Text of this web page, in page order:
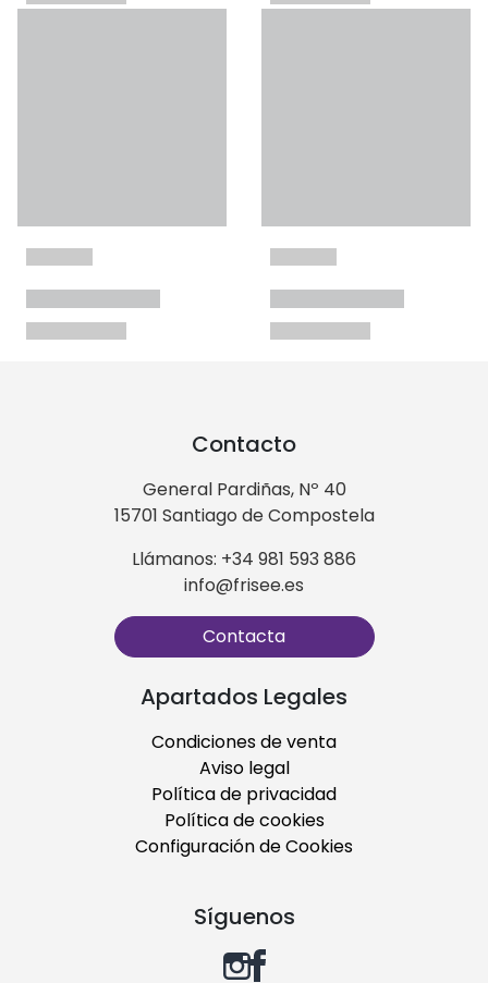
Contacto
General Pardiñas, Nº 40
15701 Santiago de Compostela
Llámanos: +34 981 593 886
info@frisee.es
Contacta
Apartados Legales
Condiciones de venta
Aviso legal
Política de privacidad
Política de cookies
Configuración de Cookies
Síguenos